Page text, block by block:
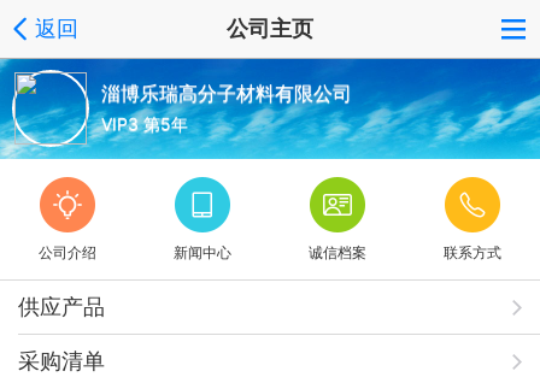
返回 公司主页
淄博乐瑞高分子材料有限公司
VIP3 第5年
公司介绍 新闻中心 诚信档案 联系方式
供应产品
采购清单